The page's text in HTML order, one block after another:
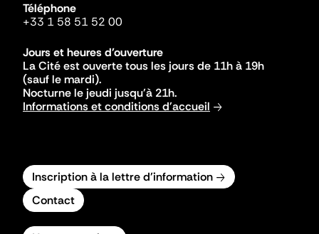
Téléphone
+33 1 58 51 52 00
Jours et heures d'ouverture
La Cité est ouverte tous les jours de 11h à 19h
(sauf le mardi).
Nocturne le jeudi jusqu'à 21h.
Informations et conditions d'accueil
Inscription à la lettre d'information
Contact